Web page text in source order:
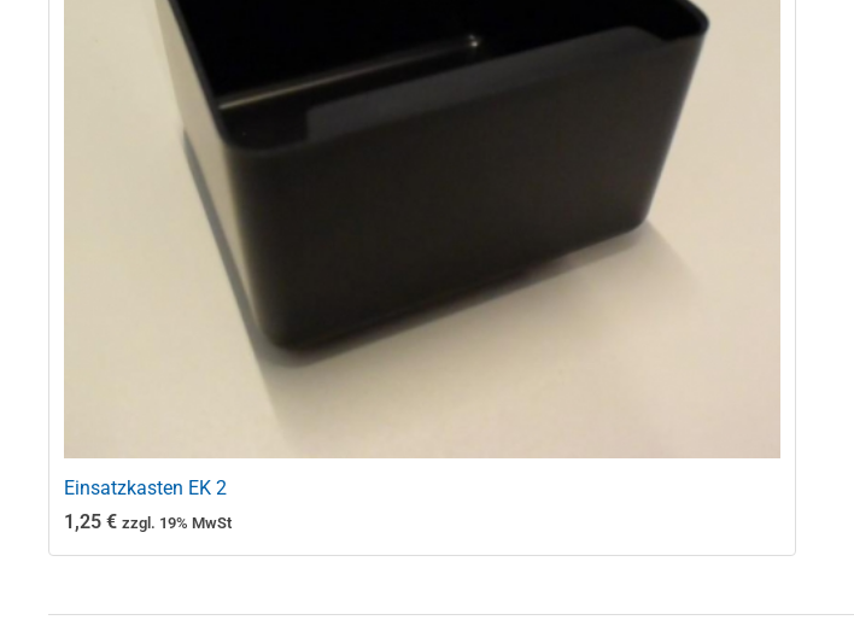
Einsatzkasten EK 2
1,25 € zzgl. 19% MwSt